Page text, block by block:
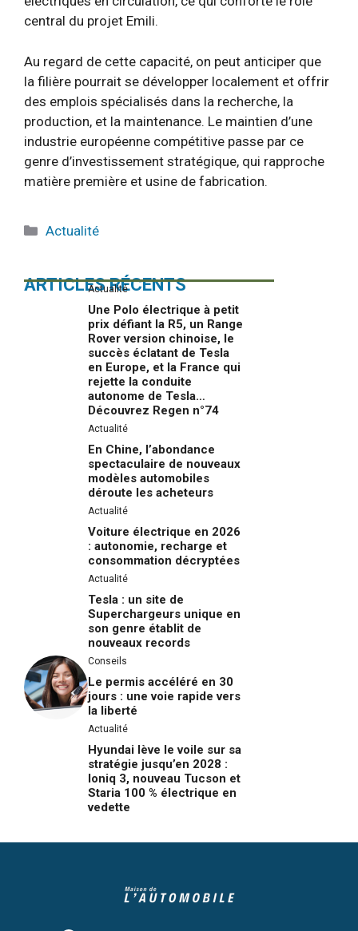
central du projet Emili.
Au regard de cette capacité, on peut anticiper que
la filière pourrait se développer localement et offrir
des emplois spécialisés dans la recherche, la
production, et la maintenance. Le maintien d’une
industrie européenne compétitive passe par ce
genre d’investissement stratégique, qui rapproche
matière première et usine de fabrication.
Catégories
Actualité
ARTICLES RÉCENTS
Actualité
Une Polo électrique à petit
prix défiant la R5, un Range
Rover version chinoise, le
succès éclatant de Tesla
en Europe, et la France qui
rejette la conduite
autonome de Tesla…
Découvrez Regen n°74
Actualité
En Chine, l’abondance
spectaculaire de nouveaux
modèles automobiles
déroute les acheteurs
Actualité
Voiture électrique en 2026
: autonomie, recharge et
consommation décryptées
Actualité
Tesla : un site de
Superchargeurs unique en
son genre établit de
nouveaux records
Conseils
Le permis accéléré en 30
jours : une voie rapide vers
la liberté
Actualité
Hyundai lève le voile sur sa
stratégie jusqu’en 2028 :
Ioniq 3, nouveau Tucson et
Staria 100 % électrique en
vedette